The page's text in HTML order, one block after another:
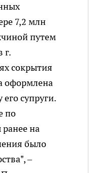
7,2 млн
путем
г.
сокрытия
оформлена
супруги.
по
на
было
–